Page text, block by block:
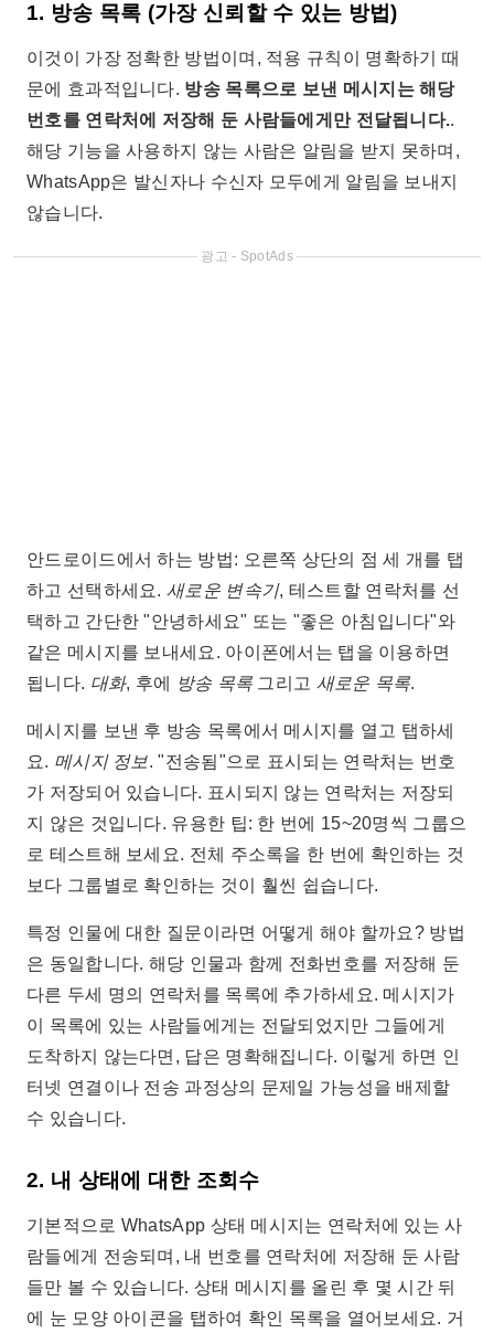
1. 방송 목록 (가장 신뢰할 수 있는 방법)
이것이 가장 정확한 방법이며, 적용 규칙이 명확하기 때
문에 효과적입니다. 방송 목록으로 보낸 메시지는 해당
번호를 연락처에 저장해 둔 사람들에게만 전달됩니다..
해당 기능을 사용하지 않는 사람은 알림을 받지 못하며,
WhatsApp은 발신자나 수신자 모두에게 알림을 보내지
않습니다.
광고 - SpotAds
안드로이드에서 하는 방법: 오른쪽 상단의 점 세 개를 탭
하고 선택하세요. 새로운 변속기, 테스트할 연락처를 선
택하고 간단한 "안녕하세요" 또는 "좋은 아침입니다"와
같은 메시지를 보내세요. 아이폰에서는 탭을 이용하면
됩니다. 대화, 후에 방송 목록 그리고 새로운 목록.
메시지를 보낸 후 방송 목록에서 메시지를 열고 탭하세
요. 메시지 정보. "전송됨"으로 표시되는 연락처는 번호
가 저장되어 있습니다. 표시되지 않는 연락처는 저장되
지 않은 것입니다. 유용한 팁: 한 번에 15~20명씩 그룹으
로 테스트해 보세요. 전체 주소록을 한 번에 확인하는 것
보다 그룹별로 확인하는 것이 훨씬 쉽습니다.
특정 인물에 대한 질문이라면 어떻게 해야 할까요? 방법
은 동일합니다. 해당 인물과 함께 전화번호를 저장해 둔
다른 두세 명의 연락처를 목록에 추가하세요. 메시지가
이 목록에 있는 사람들에게는 전달되었지만 그들에게
도착하지 않는다면, 답은 명확해집니다. 이렇게 하면 인
터넷 연결이나 전송 과정상의 문제일 가능성을 배제할
수 있습니다.
2. 내 상태에 대한 조회수
기본적으로 WhatsApp 상태 메시지는 연락처에 있는 사
람들에게 전송되며, 내 번호를 연락처에 저장해 둔 사람
들만 볼 수 있습니다. 상태 메시지를 올린 후 몇 시간 뒤
에 눈 모양 아이콘을 탭하여 확인 목록을 열어보세요. 거